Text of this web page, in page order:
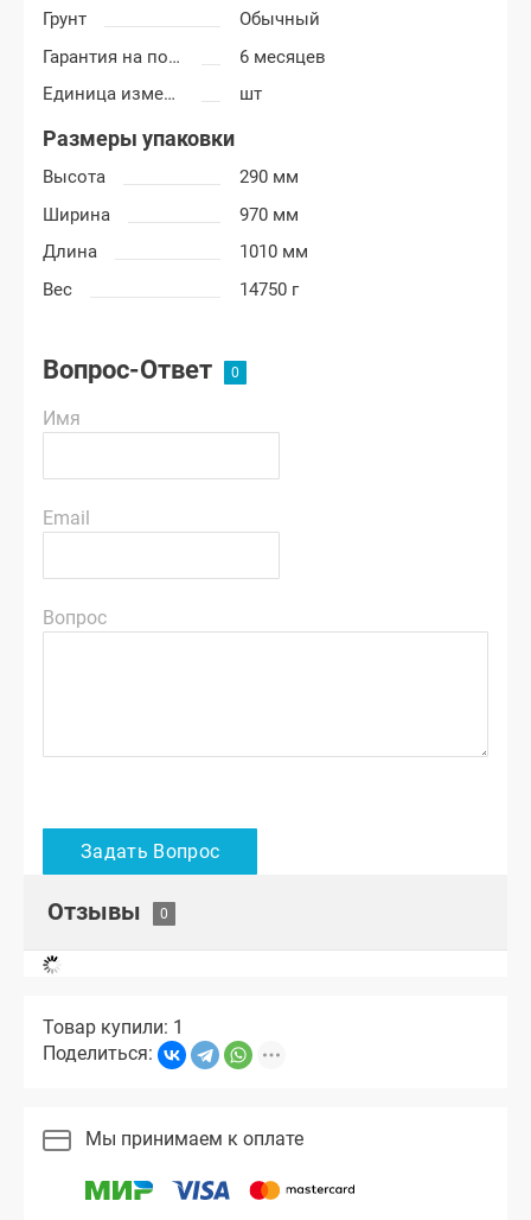
Грунт
Обычный
Гарантия на покраску
6 месяцев
Единица измерения
шт
Размеры упаковки
Высота
290 мм
Ширина
970 мм
Длина
1010 мм
Вес
14750 г
Вопрос-Ответ
Имя
Email
Вопрос
Отзывы
Товар купили: 1
Поделиться:
Мы принимаем к оплате